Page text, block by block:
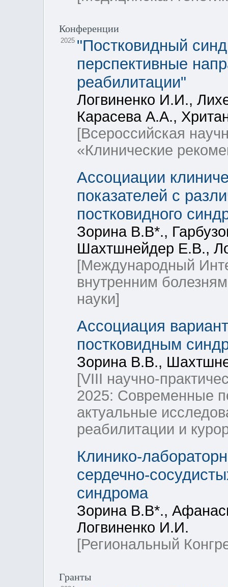
Конференции
2025 "Постковидный
перспективные
реабилитации"
Логвиненко И.И.,
Карасева А.А.,
[Всероссийская
«Клинические
Ассоциации
показателей с
постковидного
Зорина В.В*.,
Шахтшнейдер Е.В.,
[Международный
внутренним
науки]
Ассоциация
постковидным
Зорина В.В.,
[VIII научно-
2025: Современные
актуальные
реабилитации и
Клинико-
сердечно-
синдрома
Зорина В.В*.,
Логвиненко И.И.
[Региональный
Гранты